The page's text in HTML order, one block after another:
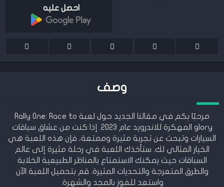
احصل عليه
وصف
مرحبًا بكم في مقالنا الجديد حول لعبة Rally One: Race to
glory المهكرة للاندرويد عام 2023. إذا كنت من عشاق سباقات
السيارات وتبحث عن تجربة مثيرة وممتعة، فإن هذه اللعبة هي
الخيار المثالي لك. ستأخذك اللعبة في رحلة مثيرة إلى عالم
السباقات حيث يمكنك الاستمتاع بالمناظر الطبيعية الخلابة
والطرق المتعرجة والتحديات المثيرة. قم بتحميل اللعبة الآن
واستعد للفوز بالمجد والشهرة.